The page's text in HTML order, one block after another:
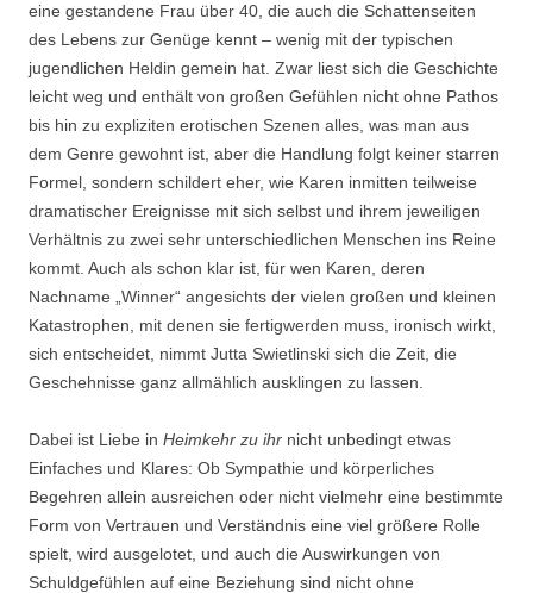
eine gestandene Frau über 40, die auch die Schattenseiten
des Lebens zur Genüge kennt – wenig mit der typischen
jugendlichen Heldin gemein hat. Zwar liest sich die Geschichte
leicht weg und enthält von großen Gefühlen nicht ohne Pathos
bis hin zu expliziten erotischen Szenen alles, was man aus
dem Genre gewohnt ist, aber die Handlung folgt keiner starren
Formel, sondern schildert eher, wie Karen inmitten teilweise
dramatischer Ereignisse mit sich selbst und ihrem jeweiligen
Verhältnis zu zwei sehr unterschiedlichen Menschen ins Reine
kommt. Auch als schon klar ist, für wen Karen, deren
Nachname „Winner“ angesichts der vielen großen und kleinen
Katastrophen, mit denen sie fertigwerden muss, ironisch wirkt,
sich entscheidet, nimmt Jutta Swietlinski sich die Zeit, die
Geschehnisse ganz allmählich ausklingen zu lassen.
Dabei ist Liebe in Heimkehr zu ihr nicht unbedingt etwas
Einfaches und Klares: Ob Sympathie und körperliches
Begehren allein ausreichen oder nicht vielmehr eine bestimmte
Form von Vertrauen und Verständnis eine viel größere Rolle
spielt, wird ausgelotet, und auch die Auswirkungen von
Schuldgefühlen auf eine Beziehung sind nicht ohne